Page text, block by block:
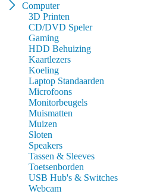
Computer
3D Printen
CD/DVD Speler
Gaming
HDD Behuizing
Kaartlezers
Koeling
Laptop Standaarden
Microfoons
Monitorbeugels
Muismatten
Muizen
Sloten
Speakers
Tassen & Sleeves
Toetsenborden
USB Hub's & Switches
Webcam